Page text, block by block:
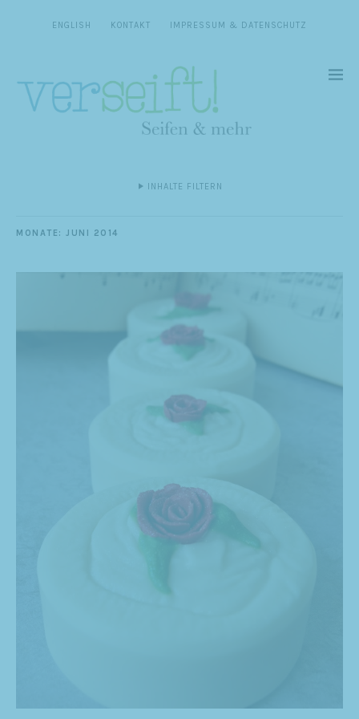
ENGLISH KONTAKT IMPRESSUM & DATENSCHUTZ
INHALTE FILTERN
MONATE: JUNI 2014